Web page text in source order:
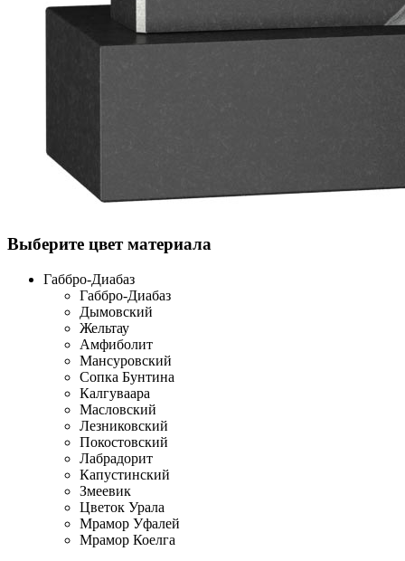
Выберите цвет материала
Габбро-Диабаз
Габбро-Диабаз
Дымовский
Жельтау
Амфиболит
Мансуровский
Сопка Бунтина
Калгуваара
Масловский
Лезниковский
Покостовский
Лабрадорит
Капустинский
Змеевик
Цветок Урала
Мрамор Уфалей
Мрамор Коелга